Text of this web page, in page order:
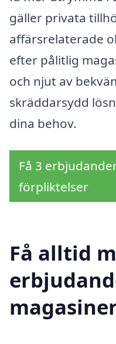
gäller privata
affärsrelaterade
efter pålitlig
och njut av
skräddarsydd
dina behov.
Få 3
förpliktelser
Få alltid